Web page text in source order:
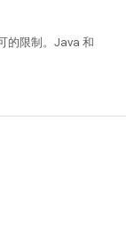
的限制。Java 和